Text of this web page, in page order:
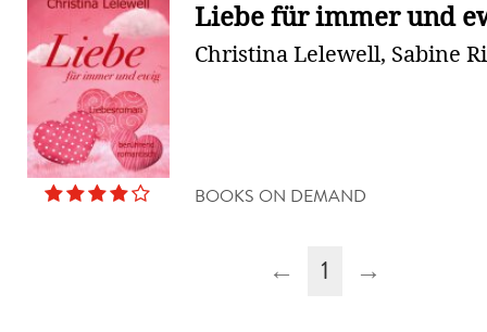
Liebe für immer und
Christina Lelewell, Sabine
BOOKS ON DEMAND
← 1 →